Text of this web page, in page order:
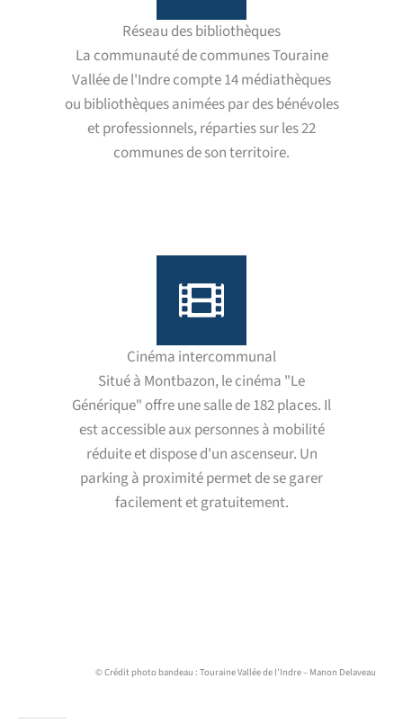
Réseau des bibliothèques
La communauté de communes Touraine
Vallée de l'Indre compte 14 médiathèques
ou bibliothèques animées par des bénévoles
et professionnels, réparties sur les 22
communes de son territoire.
Cinéma intercommunal
Situé à Montbazon, le cinéma "Le
Générique" offre une salle de 182 places. Il
est accessible aux personnes à mobilité
réduite et dispose d'un ascenseur. Un
parking à proximité permet de se garer
facilement et gratuitement.
© Crédit photo bandeau : Touraine Vallée de l’Indre – Manon Delaveau